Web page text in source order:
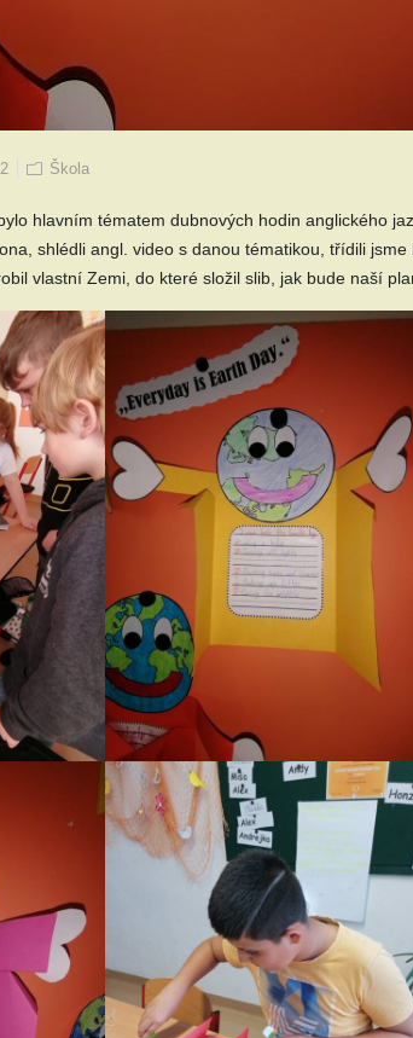
Škola
hlavním tématem dubnových hodin anglického
shlédli angl. video s danou tématikou, třídili
vlastní Zemi, do které složil slib, jak bude naší